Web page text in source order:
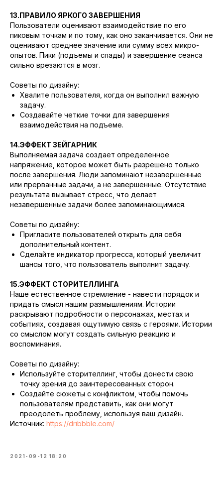
13.ПРАВИЛО ЯРКОГО ЗАВЕРШЕНИЯ
Пользователи оценивают взаимодействие по его
пиковым точкам и по тому, как оно заканчивается. Они не
оценивают среднее значение или сумму всех микро-
опытов. Пики (подъемы и спады) и завершение сеанса
сильно врезаются в мозг.
Советы по дизайну:
Хвалите пользователя, когда он выполнил важную
задачу.
Создавайте четкие точки для завершения
взаимодействия на подъеме.
14.ЭФФЕКТ ЗЕЙГАРНИК
Выполняемая задача создает определенное
напряжение, которое может быть разрешено только
после завершения. Люди запоминают незавершенные
или прерванные задачи, а не завершенные. Отсутствие
результата вызывает стресс, что делает
незавершенные задачи более запоминающимися.
Советы по дизайну:
Пригласите пользователей открыть для себя
дополнительный контент.
Сделайте индикатор прогресса, который увеличит
шансы того, что пользователь выполнит задачу.
15.ЭФФЕКТ СТОРИТЕЛЛИНГА
Наше естественное стремление - навести порядок и
придать смысл нашим размышлениям. Истории
раскрывают подробности о персонажах, местах и
событиях, создавая ощутимую связь с героями. Истории
со смыслом могут создать сильную реакцию и
воспоминания.
Советы по дизайну:
Используйте сторителлинг, чтобы донести свою
точку зрения до заинтересованных сторон.
Создайте сюжеты с конфликтом, чтобы помочь
пользователям представить, как они могут
преодолеть проблему, используя ваш дизайн.
Источник: https://dribbble.com/
2021-09-12 18:20